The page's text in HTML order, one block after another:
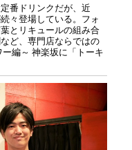
番ドリンクだが、近
々登場している。フォ
とリキュールの組み合
ど、専門店ならではの
編～ 神楽坂に「トーキ